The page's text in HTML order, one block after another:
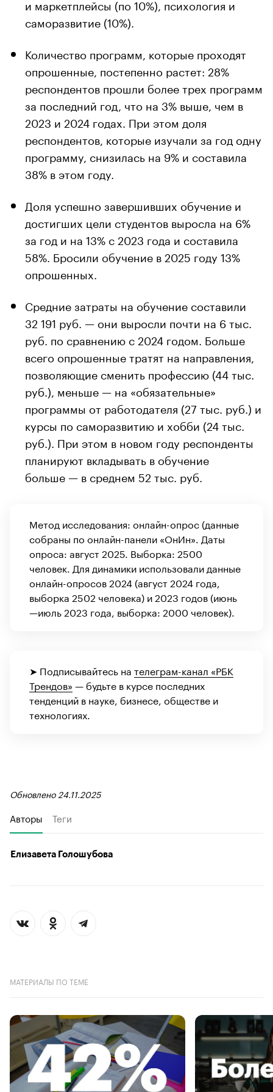
и маркетплейсы (по 10%), психология и
саморазвитие (10%).
Количество программ, которые проходят
опрошенные, постепенно растет: 28%
респондентов прошли более трех программ
за последний год, что на 3% выше, чем в
2023 и 2024 годах. При этом доля
респондентов, которые изучали за год одну
программу, снизилась на 9% и составила
38% в этом году.
Доля успешно завершивших обучение и
достигших цели студентов выросла на 6%
за год и на 13% с 2023 года и составила
58%. Бросили обучение в 2025 году 13%
опрошенных.
Средние затраты на обучение составили
32 191 руб. — они выросли почти на 6 тыс.
руб. по сравнению с 2024 годом. Больше
всего опрошенные тратят на направления,
позволяющие сменить профессию (44 тыс.
руб.), меньше — на «обязательные»
программы от работодателя (27 тыс. руб.) и
курсы по саморазвитию и хобби (24 тыс.
руб.). При этом в новом году респонденты
планируют вкладывать в обучение
больше — в среднем 52 тыс. руб.
Метод исследования: онлайн-опрос (данные
собраны по онлайн-панели «ОнИн». Даты
опроса: август 2025. Выборка: 2500
человек. Для динамики использовали данные
онлайн-опросов 2024 (август 2024 года,
выборка 2502 человека) и 2023 годов (июнь
—июль 2023 года, выборка: 2000 человек).
➤ Подписывайтесь на телеграм-канал «РБК
Трендов» — будьте в курсе последних
тенденций в науке, бизнесе, обществе и
технологиях.
Обновлено 24.11.2025
Авторы Теги
Елизавета Голошубова
МАТЕРИАЛЫ ПО ТЕМЕ